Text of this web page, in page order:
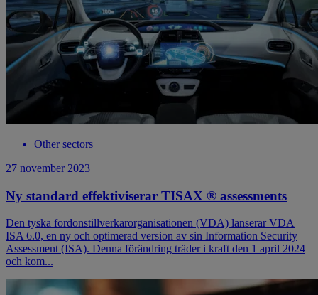
Other sectors
27 november 2023
Ny standard effektiviserar TISAX ® assessments
Den tyska fordonstillverkarorganisationen (VDA) lanserar VDA
ISA 6.0, en ny och optimerad version av sin Information Security
Assessment (ISA). Denna förändring träder i kraft den 1 april 2024
och kom...